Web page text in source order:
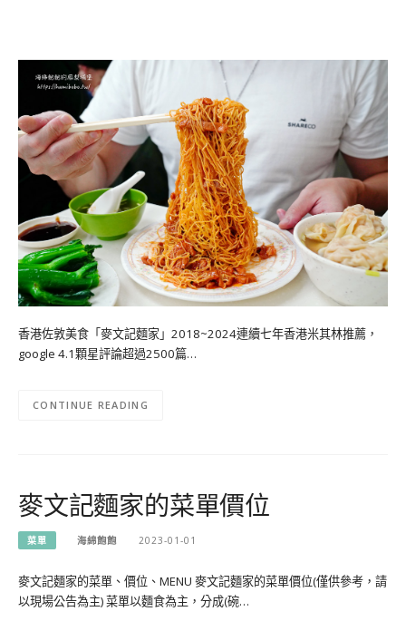
香港佐敦美食「麥文記麵家」2018~2024連續七年香港米其林推薦，
google 4.1顆星評論超過2500篇…
CONTINUE READING
麥文記麵家的菜單價位
菜單 海綿飽飽 2023-01-01
麥文記麵家的菜單、價位、MENU 麥文記麵家的菜單價位(僅供參考，請
以現場公告為主) 菜單以麵食為主，分成(碗…